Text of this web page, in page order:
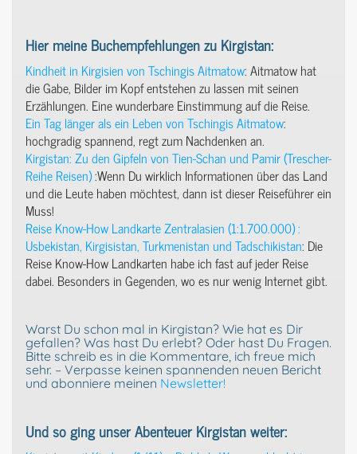
Hier meine Buchempfehlungen zu Kirgistan:
Kindheit in Kirgisien von Tschingis Aitmatow: Aitmatow hat
die Gabe, Bilder im Kopf entstehen zu lassen mit seinen
Erzählungen. Eine wunderbare Einstimmung auf die Reise.
Ein Tag länger als ein Leben von Tschingis Aitmatow:
hochgradig spannend, regt zum Nachdenken an.
Kirgistan: Zu den Gipfeln von Tien-Schan und Pamir (Trescher-
Reihe Reisen):Wenn Du wirklich Informationen über das Land
und die Leute haben möchtest, dann ist dieser Reiseführer ein
Muss!
Reise Know-How Landkarte Zentralasien (1:1.700.000) :
Usbekistan, Kirgisistan, Turkmenistan und Tadschikistan: Die
Reise Know-How Landkarten habe ich fast auf jeder Reise
dabei. Besonders in Gegenden, wo es nur wenig Internet gibt.
Warst Du schon mal in Kirgistan? Wie hat es Dir
gefallen? Was hast Du erlebt? Oder hast Du Fragen.
Bitte schreib es in die Kommentare, ich freue mich
sehr. – Verpasse keinen spannenden neuen Bericht
und abonniere meinen Newsletter!
Und so ging unser Abenteuer Kirgistan weiter: